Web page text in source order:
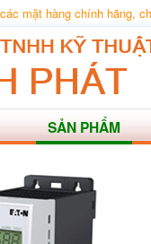
mặt hàng chính hãng,
SẢN PHẨM